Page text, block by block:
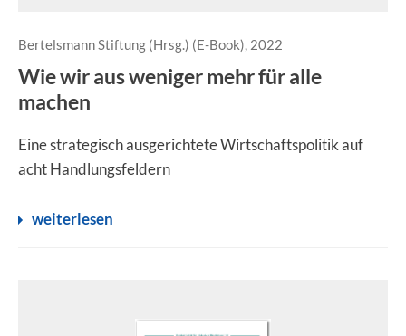
Bertelsmann Stiftung (Hrsg.) (E-Book), 2022
Wie wir aus weniger mehr für alle
machen
Eine strategisch ausgerichtete Wirtschaftspolitik auf
acht Handlungsfeldern
weiterlesen